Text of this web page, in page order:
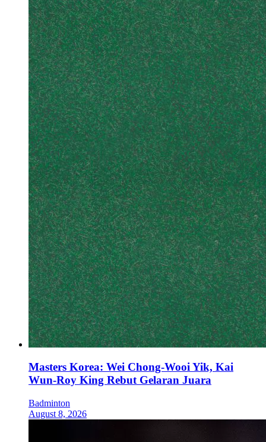
Masters Korea: Wei Chong-Wooi Yik, Kai
Wun-Roy King Rebut Gelaran Juara
Badminton
August 8, 2026